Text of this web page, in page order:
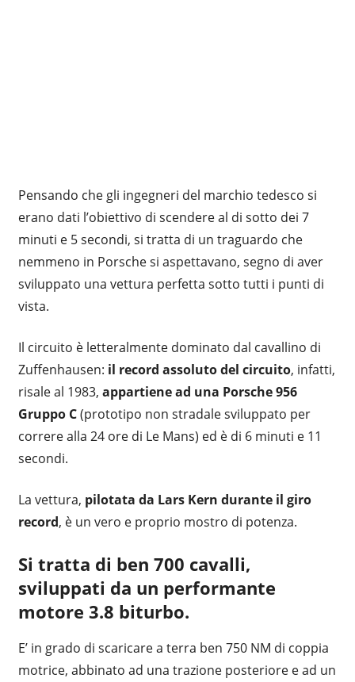
Pensando che gli ingegneri del marchio tedesco si
erano dati l’obiettivo di scendere al di sotto dei 7
minuti e 5 secondi, si tratta di un traguardo che
nemmeno in Porsche si aspettavano, segno di aver
sviluppato una vettura perfetta sotto tutti i punti di
vista.
Il circuito è letteralmente dominato dal cavallino di
Zuffenhausen: il record assoluto del circuito, infatti,
risale al 1983, appartiene ad una Porsche 956
Gruppo C(prototipo non stradale sviluppato per
correre alla 24 ore di Le Mans) ed è di 6 minuti e 11
secondi.
La vettura, pilotata da Lars Kern durante il giro
record, è un vero e proprio mostro di potenza.
Si tratta di ben 700 cavalli,
sviluppati da un performante
motore 3.8 biturbo.
E’ in grado di scaricare a terra ben 750 NM di coppia
motrice, abbinato ad una trazione posteriore e ad un